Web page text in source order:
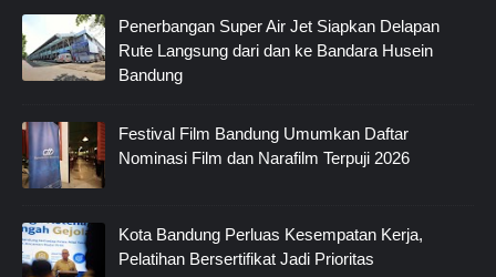
Penerbangan Super Air Jet Siapkan Delapan
Rute Langsung dari dan ke Bandara Husein
Bandung
Festival Film Bandung Umumkan Daftar
Nominasi Film dan Narafilm Terpuji 2026
Kota Bandung Perluas Kesempatan Kerja,
Pelatihan Bersertifikat Jadi Prioritas